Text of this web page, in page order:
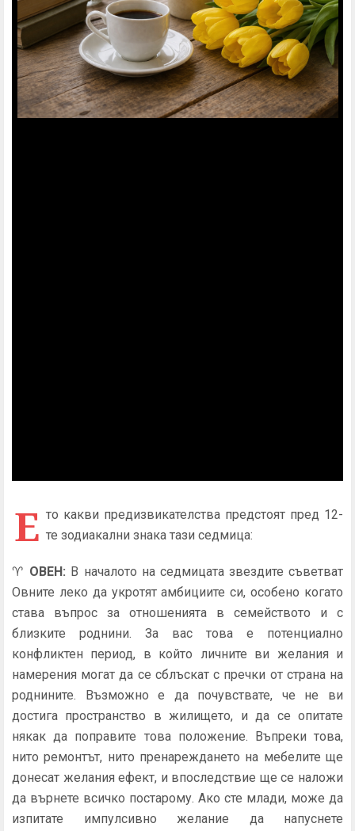
Е то какви предизвикателства предстоят пред 12-
те зодиакални знака тази седмица:
♈ ОВЕН: В началото на седмицата звездите съветват
Овните леко да укротят амбициите си, особено когато
става въпрос за отношенията в семейството и с
близките роднини. За вас това е потенциално
конфликтен период, в който личните ви желания и
намерения могат да се сблъскат с пречки от страна на
роднините. Възможно е да почувствате, че не ви
достига пространство в жилището, и да се опитате
някак да поправите това положение. Въпреки това,
нито ремонтът, нито пренареждането на мебелите ще
донесат желания ефект, и впоследствие ще се наложи
да върнете всичко постарому. Ако сте млади, може да
изпитате импулсивно желание да напуснете